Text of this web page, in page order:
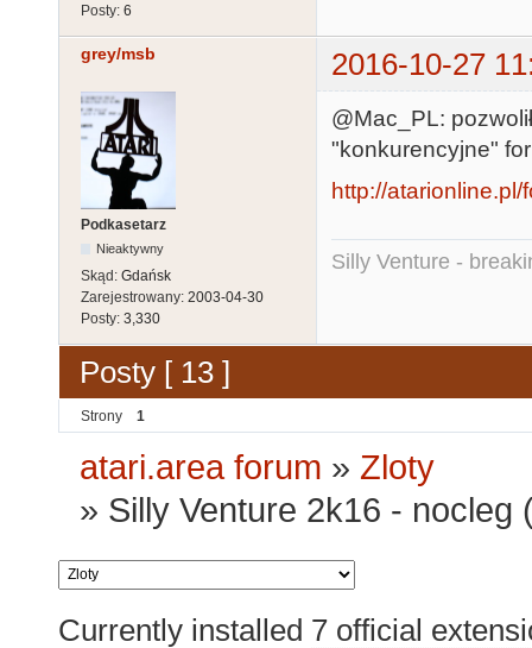
Posty: 6
grey/msb 2016-10-27
Podkasetarz
Nieaktywny
Skąd: Gdańsk
Zarejestrowany: 2003-04-30
Posty: 3,330
@Mac_PL:
"konkurencyjne"
http://
Silly Venture -
Posty [ 13 ]
Strony 1
atari.area forum » Zloty
» Silly Venture 2k16 - nocleg
Currently installed 7 official